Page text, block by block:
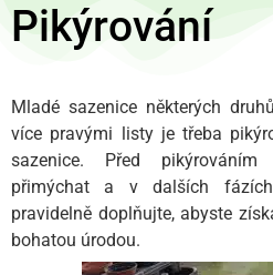
Pikýrování
Mladé sazenice některých
více pravými listy je třeba
sazenice. Před
přimýchat a v dalších
pravidelně doplňujte, abyste
bohatou úrodou.